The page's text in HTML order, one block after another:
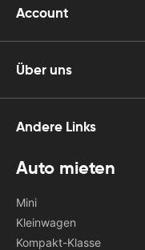
Account
Über uns
Andere Links
Auto mieten
Mini
Kleinwagen
Kompakt-Klasse